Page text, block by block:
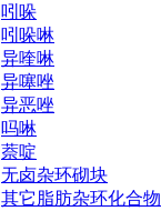
吲哚
吲哚啉
异喹啉
异噻唑
异恶唑
吗啉
萘啶
无卤杂环砌块
其它脂肪杂环化合物